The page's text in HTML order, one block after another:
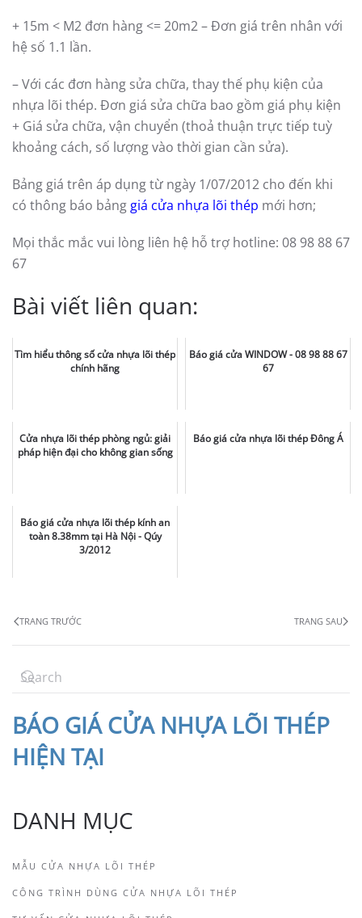
+ 15m < M2 đơn hàng <= 20m2 – Đơn giá trên nhân với
hệ số 1.1 lần.
– Với các đơn hàng sửa chữa, thay thế phụ kiện của
nhựa lõi thép. Đơn giá sửa chữa bao gồm giá phụ kiện
+ Giá sửa chữa, vận chuyển (thoả thuận trực tiếp tuỳ
khoảng cách, số lượng vào thời gian cần sửa).
Bảng giá trên áp dụng từ ngày 1/07/2012 cho đến khi
có thông báo bảng giá cửa nhựa lõi thép mới hơn;
Mọi thắc mắc vui lòng liên hệ hỗ trợ hotline: 08 98 88 67
67
Bài viết liên quan:
Tìm hiểu thông số cửa nhựa lõi thép
chính hãng
Báo giá cửa WINDOW - 08 98 88 67
67
Cửa nhựa lõi thép phòng ngủ: giải
pháp hiện đại cho không gian sống
Báo giá cửa nhựa lõi thép Đông Á
Báo giá cửa nhựa lõi thép kính an
toàn 8.38mm tại Hà Nội - Qúy
3/2012
TRANG TRƯỚC TRANG SAU
BÁO GIÁ CỬA NHỰA LÕI THÉP
HIỆN TẠI
DANH MỤC
MẪU CỬA NHỰA LÕI THÉP
CÔNG TRÌNH DÙNG CỬA NHỰA LÕI THÉP